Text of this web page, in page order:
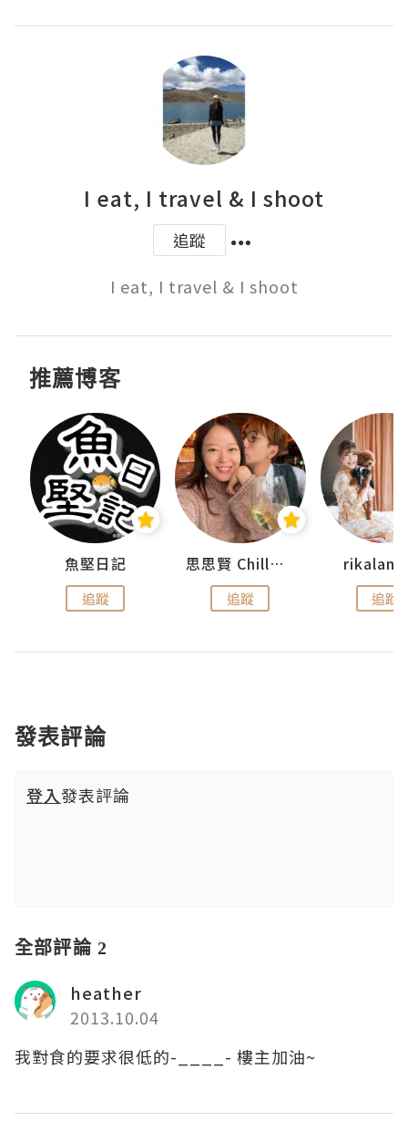
I eat, I travel & I shoot
追蹤
I eat, I travel & I shoot
推薦博客
魚堅日記
追蹤
思思賢 ChillMyBabe
追蹤 追蹤
發表評論
登入發表評論
全部評論 2
heather
2013.10.04
我對食的要求很低的-____- 樓主加油~